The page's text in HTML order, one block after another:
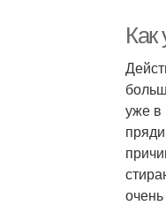
Как
уже в